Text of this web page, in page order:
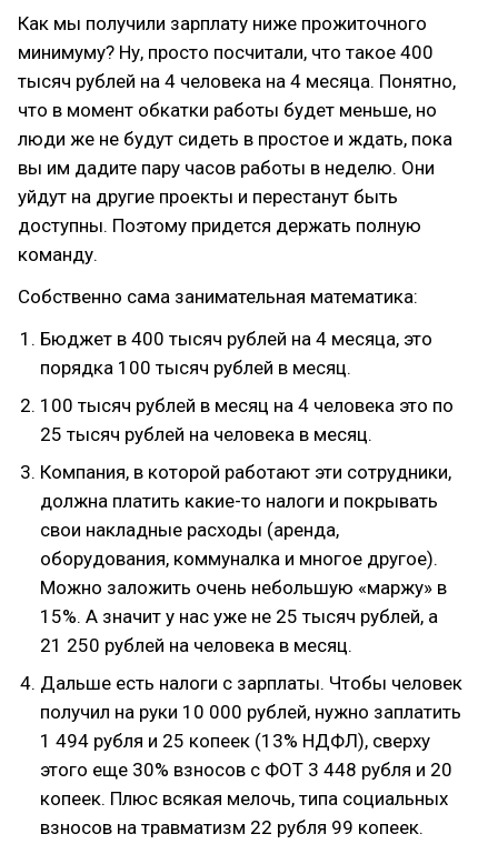
Как мы получили зарплату ниже прожиточного
минимуму? Ну, просто посчитали, что такое 400
тысяч рублей на 4 человека на 4 месяца. Понятно,
что в момент обкатки работы будет меньше, но
люди же не будут сидеть в простое и ждать, пока
вы им дадите пару часов работы в неделю. Они
уйдут на другие проекты и перестанут быть
доступны. Поэтому придется держать полную
команду.
Собственно сама занимательная математика:
Бюджет в 400 тысяч рублей на 4 месяца, это
порядка 100 тысяч рублей в месяц.
100 тысяч рублей в месяц на 4 человека это по
25 тысяч рублей на человека в месяц.
Компания, в которой работают эти сотрудники,
должна платить какие-то налоги и покрывать
свои накладные расходы (аренда,
оборудования, коммуналка и многое другое).
Можно заложить очень небольшую «маржу» в
15%. А значит у нас уже не 25 тысяч рублей, а
21 250 рублей на человека в месяц.
Дальше есть налоги с зарплаты. Чтобы человек
получил на руки 10 000 рублей, нужно заплатить
1 494 рубля и 25 копеек (13% НДФЛ), сверху
этого еще 30% взносов с ФОТ 3 448 рубля и 20
копеек. Плюс всякая мелочь, типа социальных
взносов на травматизм 22 рубля 99 копеек.